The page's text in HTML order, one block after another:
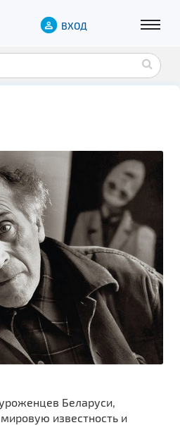
ВХОД
Беларуси,
известность и